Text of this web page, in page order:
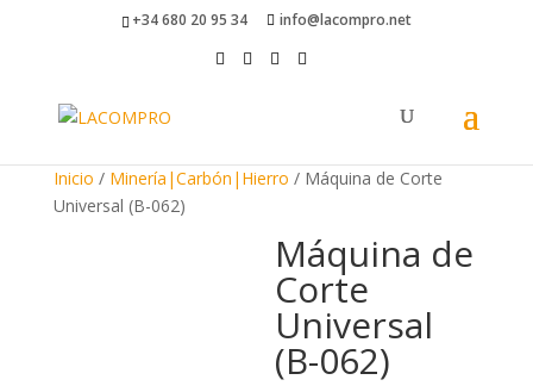
+34 680 20 95 34 info@lacompro.net
Inicio / Minería|Carbón|Hierro / Máquina de Corte
Universal (B-062)
Máquina de
Corte
Universal
(B-062)